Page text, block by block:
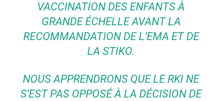
VACCINATION DES ENFANTS À
GRANDE ÉCHELLE AVANT LA
RECOMMANDATION DE L’EMA ET DE
LA STIKO.
NOUS APPRENDRONS QUE LE RKI NE
S’EST PAS OPPOSÉ À LA DÉCISION DE